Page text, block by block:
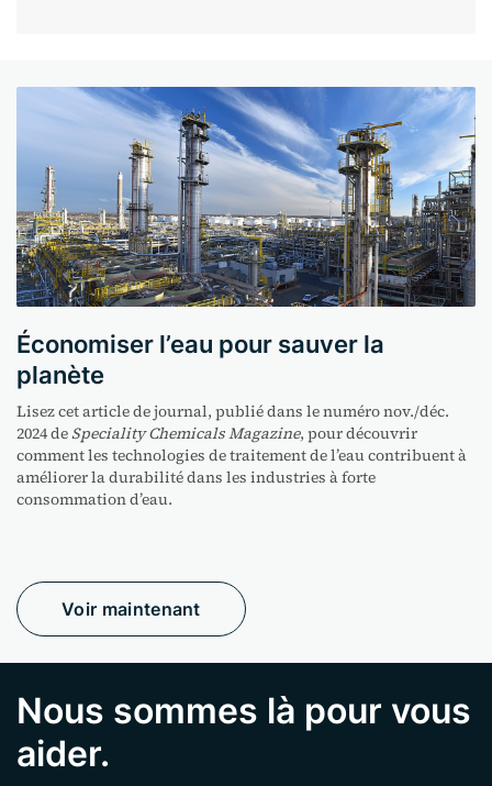
Économiser l’eau pour sauver la
planète
Lisez cet article de journal, publié dans le numéro nov./déc.
2024 deSpeciality Chemicals Magazine, pour découvrir
comment les technologies de traitement de l’eau contribuent à
améliorer la durabilité dans les industries à forte
consommation d’eau.
Voir maintenant
Nous sommes là pour vous
aider.